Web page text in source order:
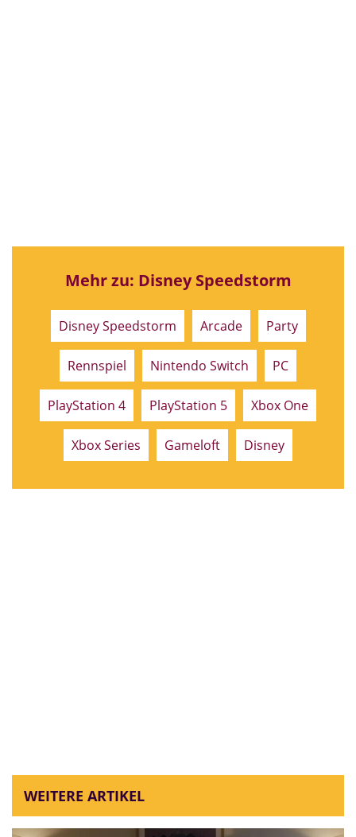
Mehr zu: Disney Speedstorm
Disney Speedstorm Arcade Party
Rennspiel Nintendo Switch PC
PlayStation 4 PlayStation 5 Xbox One
Xbox Series Gameloft Disney
WEITERE ARTIKEL